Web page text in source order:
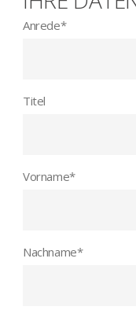
Anrede*
Titel
Vorname*
Nachname*